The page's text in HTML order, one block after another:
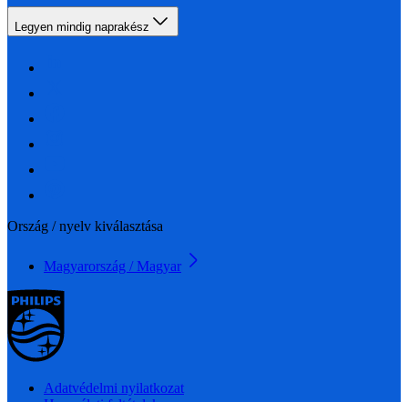
Legyen mindig naprakész
Ország / nyelv kiválasztása
Magyarország / Magyar
Adatvédelmi nyilatkozat